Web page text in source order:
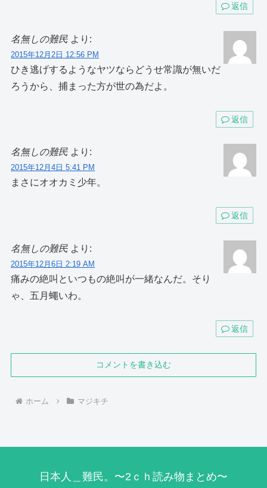
返信
名無しの難民 より:
2015年12月2日 12:56 PM
ひき逃げするようなヤツならどうせ常識が無いだ
ろうから、捕まった方が世の為だよ。
返信
名無しの難民 より:
2015年12月4日 5:41 PM
まさにオオカミ少年。
返信
名無しの難民 より:
2015年12月6日 2:19 AM
痛みの絶叫といつもの絶叫が一緒なんだ。そり
ゃ、五月蠅いわ。
返信
コメントを書き込む
ホーム マジキチ
日本人＿難民。〜2ｃｈ読み物まとめ〜